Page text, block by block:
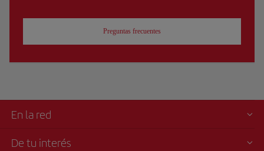
Preguntas frecuentes
En la red
De tu interés